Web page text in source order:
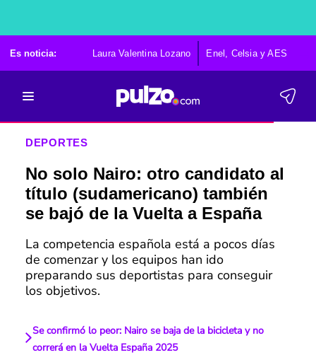
Es noticia: Laura Valentina Lozano Enel, Celsia y AES
DEPORTES
No solo Nairo: otro candidato al
título (sudamericano) también
se bajó de la Vuelta a España
La competencia española está a pocos días
de comenzar y los equipos han ido
preparando sus deportistas para conseguir
los objetivos.
Se confirmó lo peor: Nairo se baja de la bicicleta y no
correrá en la Vuelta España 2025